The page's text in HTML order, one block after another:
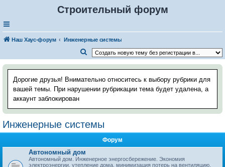
Строительный форум
Наш Хаус-форум
Инженерные системы
о
с
Дорогие друзья! Внимательно относитесь к выбору рубрики для
вашей темы. При нарушении рубрикации тема будет удалена, а
аккаунт заблокирован
Инженерные системы
Форум
Автономный дом
Автономный дом. Инженерное энергосбережение. Экономия
электроэнергии, утепление дома, минимизация потерь на вентиляцию,